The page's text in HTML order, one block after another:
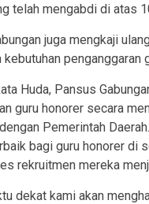
telah mengabdi di atas
juga mengkaji
kebutuhan penganggaran
Huda, Pansus
guru honorer secara
Pemerintah
bagi guru honorer di
rekruitmen mereka
dekat kami akan